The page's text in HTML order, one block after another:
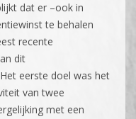
dat er –ook in
te behalen
recente
dit
eerste doel was het
van twee
met een